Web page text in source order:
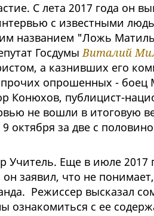
С лета 2017 года он
с известными
названием "Ложь
ГосдумыВиталий
а казнивших его
прочих опрошенных -
Конюхов, публицист-
не вошли в итоговую
октября за две с
Учитель. Еще в июле 2017
заявил, что не
Режиссер высказал
ознакомиться с ее